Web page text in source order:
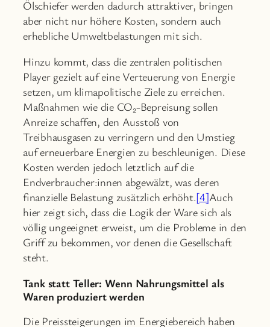
Ölschiefer werden dadurch attraktiver, bringen
aber nicht nur höhere Kosten, sondern auch
erhebliche Umweltbelastungen mit sich.
Hinzu kommt, dass die zentralen politischen
Player gezielt auf eine Verteuerung von Energie
setzen, um klimapolitische Ziele zu erreichen.
Maßnahmen wie die CO₂-Bepreisung sollen
Anreize schaffen, den Ausstoß von
Treibhausgasen zu verringern und den Umstieg
auf erneuerbare Energien zu beschleunigen. Diese
Kosten werden jedoch letztlich auf die
Endverbraucher:innen abgewälzt, was deren
finanzielle Belastung zusätzlich erhöht.[4]Auch
hier zeigt sich, dass die Logik der Ware sich als
völlig ungeeignet erweist, um die Probleme in den
Griff zu bekommen, vor denen die Gesellschaft
steht.
Tank statt Teller: Wenn Nahrungsmittel als
Waren produziert werden
Die Preissteigerungen im Energiebereich haben